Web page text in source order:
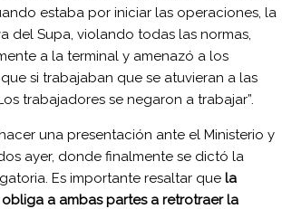
estaba por iniciar las operaciones, la
del Supa, violando todas las normas,
a la terminal y amenazó a los
si trabajaban que se atuvieran a las
trabajadores se negaron a trabajar”.
una presentación ante el Ministerio y
ayer, donde finalmente se dictó la
Es importante resaltar que la
a ambas partes a retrotraer la